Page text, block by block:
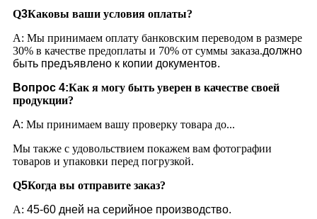
Q3Каковы ваши условия оплаты?
А: Мы принимаем оплату банковским переводом в размере
30% в качестве предоплаты и 70% от суммы заказа.должно
быть предъявлено к копии документов.
Вопрос 4:Как я могу быть уверен в качестве своей
продукции?
A: Мы принимаем вашу проверку товара до...
Мы также с удовольствием покажем вам фотографии
товаров и упаковки перед погрузкой.
Q5Когда вы отправите заказ?
A: 45-60 дней на серийное производство.